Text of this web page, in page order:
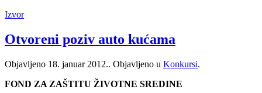
Izvor
Otvoreni poziv auto kućama
Objavljeno 18. januar 2012.. Objavljeno u Konkursi.
FOND ZA ZAŠTITU ŽIVOTNE SREDINE